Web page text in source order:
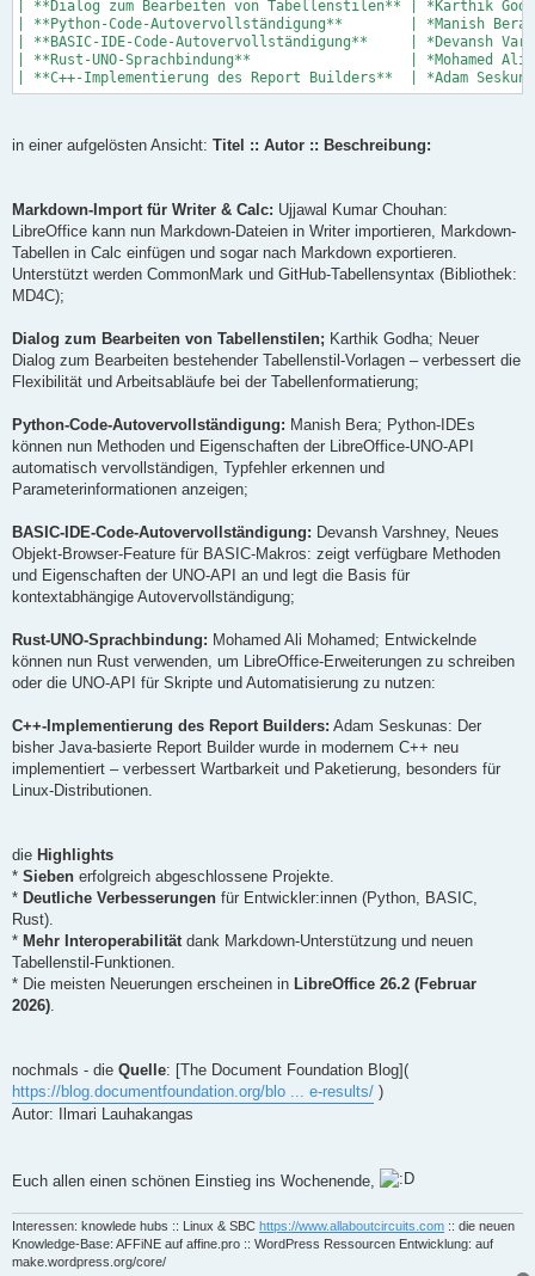
| **Dialog zum Bearbeiten von Tabellenstilen** |
| **Python-Code-Autovervollständigung**        | *Manish
| **BASIC-IDE-Code-Autovervollständigung**     |
| **Rust-UNO-Sprachbindung**                   |
in einer aufgelösten Ansicht: Titel :: Autor :: Beschreibung:
Markdown-Import für Writer & Calc: Ujjawal Kumar Chouhan:
LibreOffice kann nun Markdown-Dateien in Writer importieren, Markdown-
Tabellen in Calc einfügen und sogar nach Markdown exportieren.
Unterstützt werden CommonMark und GitHub-Tabellensyntax (Bibliothek:
MD4C);
Dialog zum Bearbeiten von Tabellenstilen; Karthik Godha; Neuer
Dialog zum Bearbeiten bestehender Tabellenstil-Vorlagen – verbessert die
Flexibilität und Arbeitsabläufe bei der Tabellenformatierung;
Python-Code-Autovervollständigung: Manish Bera; Python-IDEs
können nun Methoden und Eigenschaften der LibreOffice-UNO-API
automatisch vervollständigen, Typfehler erkennen und
Parameterinformationen anzeigen;
BASIC-IDE-Code-Autovervollständigung: Devansh Varshney, Neues
Objekt-Browser-Feature für BASIC-Makros: zeigt verfügbare Methoden
und Eigenschaften der UNO-API an und legt die Basis für
kontextabhängige Autovervollständigung;
Rust-UNO-Sprachbindung: Mohamed Ali Mohamed; Entwickelnde
können nun Rust verwenden, um LibreOffice-Erweiterungen zu schreiben
oder die UNO-API für Skripte und Automatisierung zu nutzen:
C++-Implementierung des Report Builders: Adam Seskunas: Der
bisher Java-basierte Report Builder wurde in modernem C++ neu
implementiert – verbessert Wartbarkeit und Paketierung, besonders für
Linux-Distributionen.
die Highlights
* Sieben erfolgreich abgeschlossene Projekte.
* Deutliche Verbesserungen für Entwickler:innen (Python, BASIC,
Rust).
* Mehr Interoperabilität dank Markdown-Unterstützung und neuen
Tabellenstil-Funktionen.
* Die meisten Neuerungen erscheinen in LibreOffice 26.2 (Februar
2026)
nochmals - die Quelle: [The Document Foundation Blog](
https://blog.documentfoundation.org/blo ... e-results/ )
Autor: Ilmari Lauhakangas
Euch allen einen schönen Einstieg ins Wochenende,
Interessen: knowlede hubs :: Linux & SBC https://www.allaboutcircuits.com :: die neuen
Knowledge-Base: AFFiNE auf affine.pro :: WordPress Ressourcen Entwicklung: auf
make.wordpress.org/core/